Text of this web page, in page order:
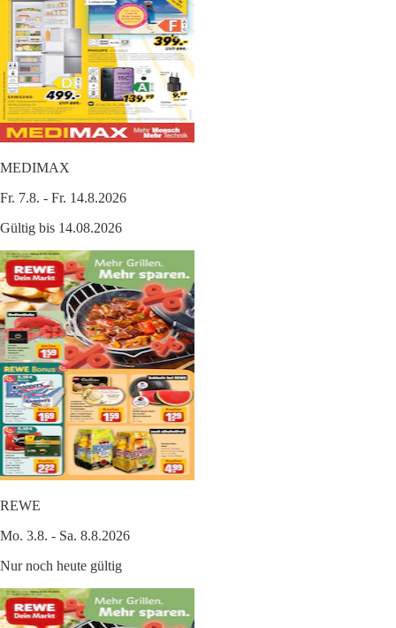
MEDIMAX
Fr. 7.8. - Fr. 14.8.2026
Gültig bis 14.08.2026
REWE
Mo. 3.8. - Sa. 8.8.2026
Nur noch heute gültig